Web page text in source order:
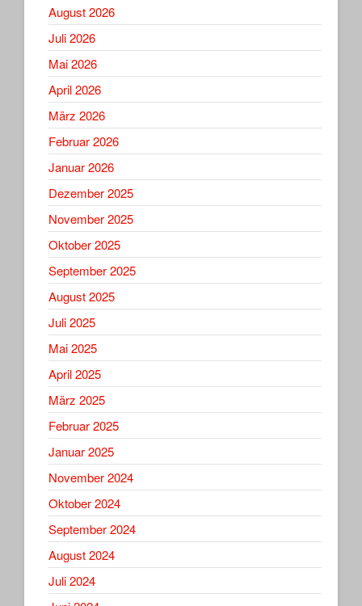
August 2026
Juli 2026
Mai 2026
April 2026
März 2026
Februar 2026
Januar 2026
Dezember 2025
November 2025
Oktober 2025
September 2025
August 2025
Juli 2025
Mai 2025
April 2025
März 2025
Februar 2025
Januar 2025
November 2024
Oktober 2024
September 2024
August 2024
Juli 2024